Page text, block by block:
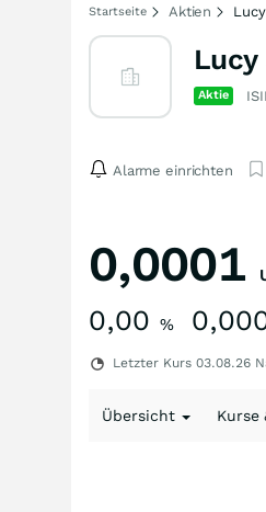
Startseite Aktien
Aktie
Alarme einrichten
0,0001
0,00 %
Letzter Kurs 03.08.26
Übersicht Kurse